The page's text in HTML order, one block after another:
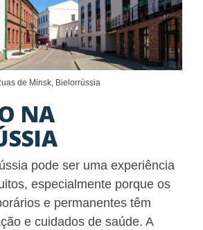
de Minsk, Bielorrússia
NA
pode ser uma experiência
especialmente porque os
e permanentes têm
e cuidados de saúde. A